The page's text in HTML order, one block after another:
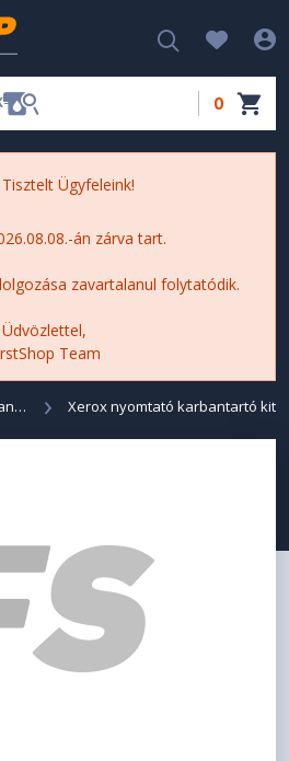
0
Tisztelt Ügyfeleink!
án zárva tart.
zavartalanul folytatódik.
Üdvözlettel,
Team
Nyomtató karbantartó KIT Xerox nyomtató karbantartó kit